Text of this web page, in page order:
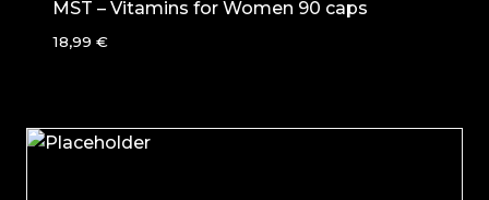
MST – Vitamins for Women 90 caps
18,99 €